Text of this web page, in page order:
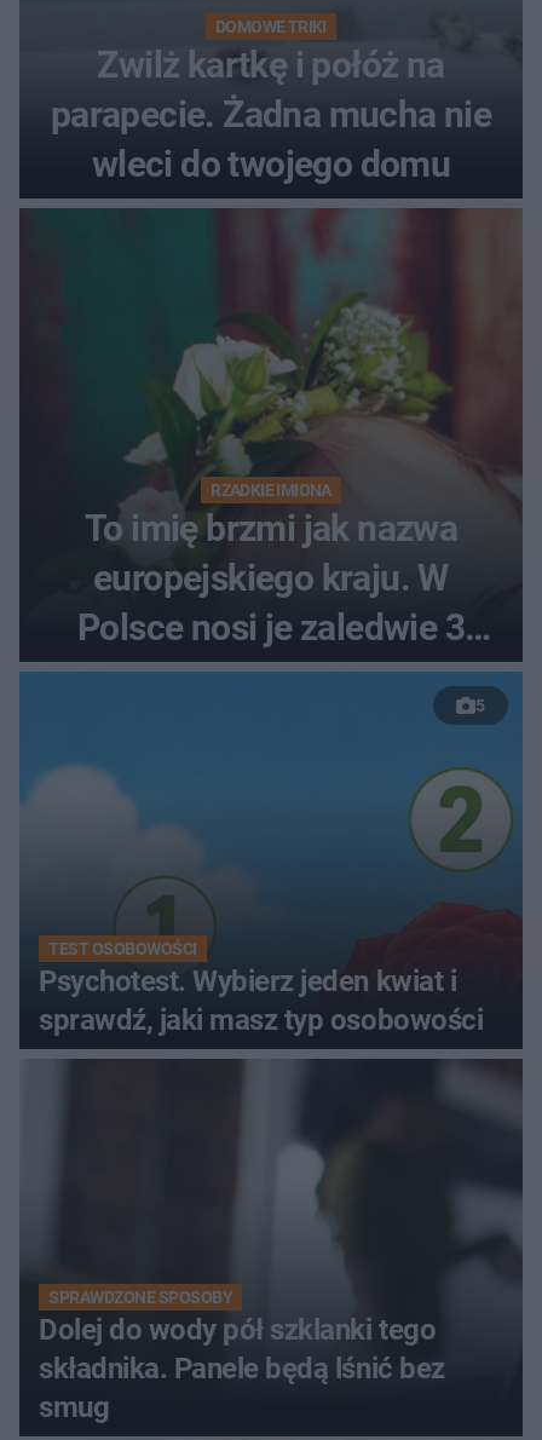
DOMOWE TRIKI
Zwilż kartkę i połóż na
parapecie. Żadna mucha nie
wleci do twojego domu
RZADKIE IMIONA
To imię brzmi jak nazwa
europejskiego kraju. W
Polsce nosi je zaledwie 3
kobiety
5
TEST OSOBOWOŚCI
Psychotest. Wybierz jeden kwiat i
sprawdź, jaki masz typ osobowości
SPRAWDZONE SPOSOBY
Dolej do wody pół szklanki tego
składnika. Panele będą lśnić bez
smug